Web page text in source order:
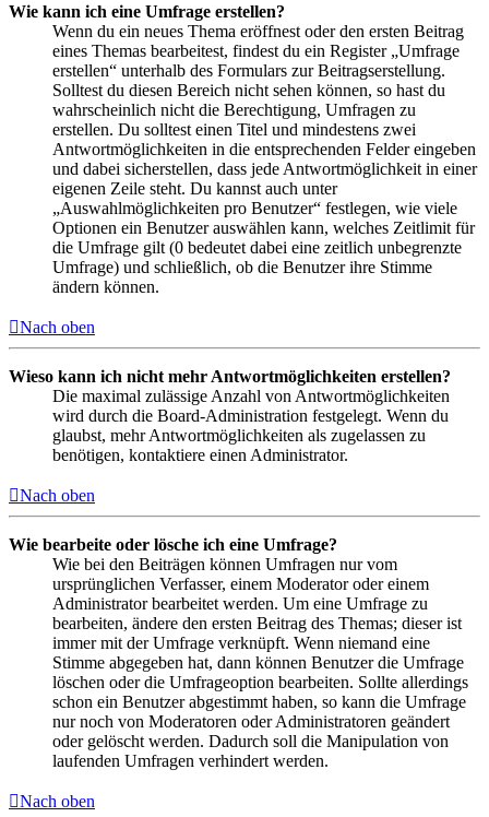
Wie kann ich eine Umfrage erstellen?
Wenn du ein neues Thema eröffnest oder den ersten Beitrag
eines Themas bearbeitest, findest du ein Register „Umfrage
erstellen“ unterhalb des Formulars zur Beitragserstellung.
Solltest du diesen Bereich nicht sehen können, so hast du
wahrscheinlich nicht die Berechtigung, Umfragen zu
erstellen. Du solltest einen Titel und mindestens zwei
Antwortmöglichkeiten in die entsprechenden Felder eingeben
und dabei sicherstellen, dass jede Antwortmöglichkeit in einer
eigenen Zeile steht. Du kannst auch unter
„Auswahlmöglichkeiten pro Benutzer“ festlegen, wie viele
Optionen ein Benutzer auswählen kann, welches Zeitlimit für
die Umfrage gilt (0 bedeutet dabei eine zeitlich unbegrenzte
Umfrage) und schließlich, ob die Benutzer ihre Stimme
ändern können.
Nach oben
Wieso kann ich nicht mehr Antwortmöglichkeiten erstellen?
Die maximal zulässige Anzahl von Antwortmöglichkeiten
wird durch die Board-Administration festgelegt. Wenn du
glaubst, mehr Antwortmöglichkeiten als zugelassen zu
benötigen, kontaktiere einen Administrator.
Nach oben
Wie bearbeite oder lösche ich eine Umfrage?
Wie bei den Beiträgen können Umfragen nur vom
ursprünglichen Verfasser, einem Moderator oder einem
Administrator bearbeitet werden. Um eine Umfrage zu
bearbeiten, ändere den ersten Beitrag des Themas; dieser ist
immer mit der Umfrage verknüpft. Wenn niemand eine
Stimme abgegeben hat, dann können Benutzer die Umfrage
löschen oder die Umfrageoption bearbeiten. Sollte allerdings
schon ein Benutzer abgestimmt haben, so kann die Umfrage
nur noch von Moderatoren oder Administratoren geändert
oder gelöscht werden. Dadurch soll die Manipulation von
laufenden Umfragen verhindert werden.
Nach oben